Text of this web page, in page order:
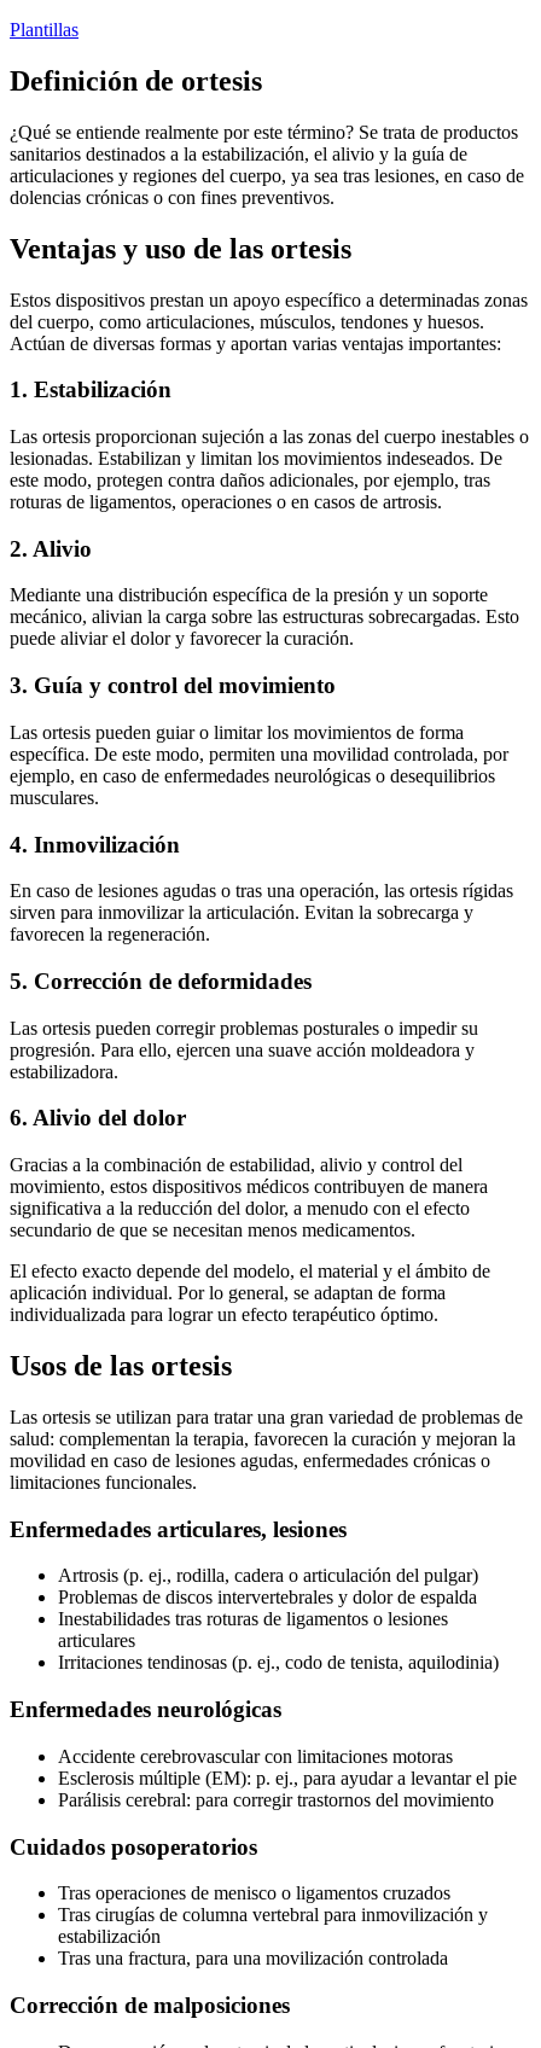
Plantillas
Definición de ortesis
¿Qué se entiende realmente por este término? Se trata de productos
sanitarios destinados a la estabilización, el alivio y la guía de
articulaciones y regiones del cuerpo, ya sea tras lesiones, en caso de
dolencias crónicas o con fines preventivos.
Ventajas y uso de las ortesis
Estos dispositivos prestan un apoyo específico a determinadas zonas
del cuerpo, como articulaciones, músculos, tendones y huesos.
Actúan de diversas formas y aportan varias ventajas importantes:
1. Estabilización
Las ortesis proporcionan sujeción a las zonas del cuerpo inestables o
lesionadas. Estabilizan y limitan los movimientos indeseados. De
este modo, protegen contra daños adicionales, por ejemplo, tras
roturas de ligamentos, operaciones o en casos de artrosis.
2. Alivio
Mediante una distribución específica de la presión y un soporte
mecánico, alivian la carga sobre las estructuras sobrecargadas. Esto
puede aliviar el dolor y favorecer la curación.
3. Guía y control del movimiento
Las ortesis pueden guiar o limitar los movimientos de forma
específica. De este modo, permiten una movilidad controlada, por
ejemplo, en caso de enfermedades neurológicas o desequilibrios
musculares.
4. Inmovilización
En caso de lesiones agudas o tras una operación, las ortesis rígidas
sirven para inmovilizar la articulación. Evitan la sobrecarga y
favorecen la regeneración.
5. Corrección de deformidades
Las ortesis pueden corregir problemas posturales o impedir su
progresión. Para ello, ejercen una suave acción moldeadora y
estabilizadora.
6. Alivio del dolor
Gracias a la combinación de estabilidad, alivio y control del
movimiento, estos dispositivos médicos contribuyen de manera
significativa a la reducción del dolor, a menudo con el efecto
secundario de que se necesitan menos medicamentos.
El efecto exacto depende del modelo, el material y el ámbito de
aplicación individual. Por lo general, se adaptan de forma
individualizada para lograr un efecto terapéutico óptimo.
Usos de las ortesis
Las ortesis se utilizan para tratar una gran variedad de problemas de
salud: complementan la terapia, favorecen la curación y mejoran la
movilidad en caso de lesiones agudas, enfermedades crónicas o
limitaciones funcionales.
Enfermedades articulares, lesiones
Artrosis (p. ej., rodilla, cadera o articulación del pulgar)
Problemas de discos intervertebrales y dolor de espalda
Inestabilidades tras roturas de ligamentos o lesiones
articulares
Irritaciones tendinosas (p. ej., codo de tenista, aquilodinia)
Enfermedades neurológicas
Accidente cerebrovascular con limitaciones motoras
Esclerosis múltiple (EM): p. ej., para ayudar a levantar el pie
Parálisis cerebral: para corregir trastornos del movimiento
Cuidados posoperatorios
Tras operaciones de menisco o ligamentos cruzados
Tras cirugías de columna vertebral para inmovilización y
estabilización
Tras una fractura, para una movilización controlada
Corrección de malposiciones